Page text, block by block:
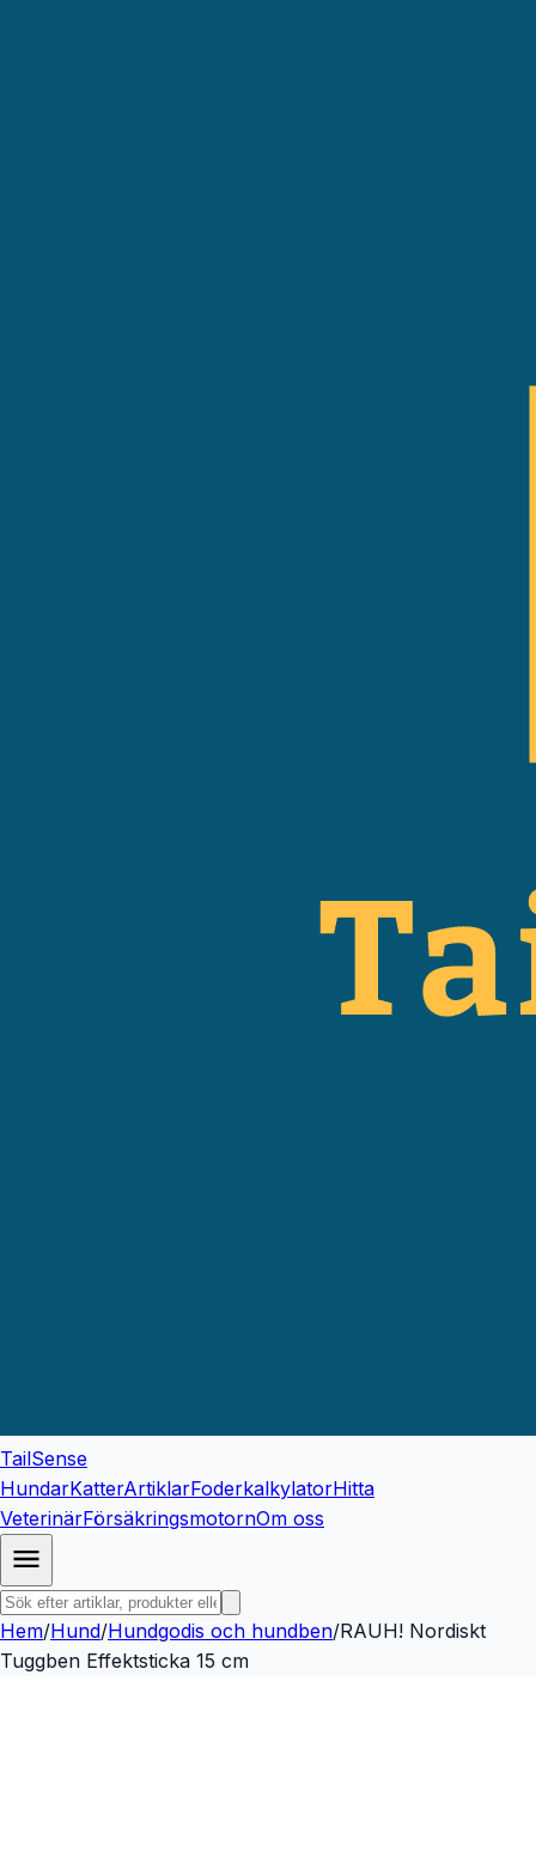
TailSense
HundarKatterArtiklarFoderkalkylatorHitta
VeterinärFörsäkringsmotornOm oss
Hem/Hund/Hundgodis och hundben/RAUH! Nordiskt
Tuggben Effektsticka 15 cm